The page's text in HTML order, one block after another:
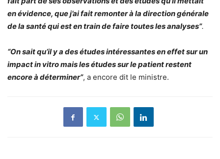
en évidence, que j’ai fait remonter à la direction générale
de la santé qui est en train de faire toutes les analyses”.
“On sait qu’il y a des études intéressantes en effet sur un
impact in vitro mais les études sur le patient restent
encore à déterminer”, a encore dit le ministre.